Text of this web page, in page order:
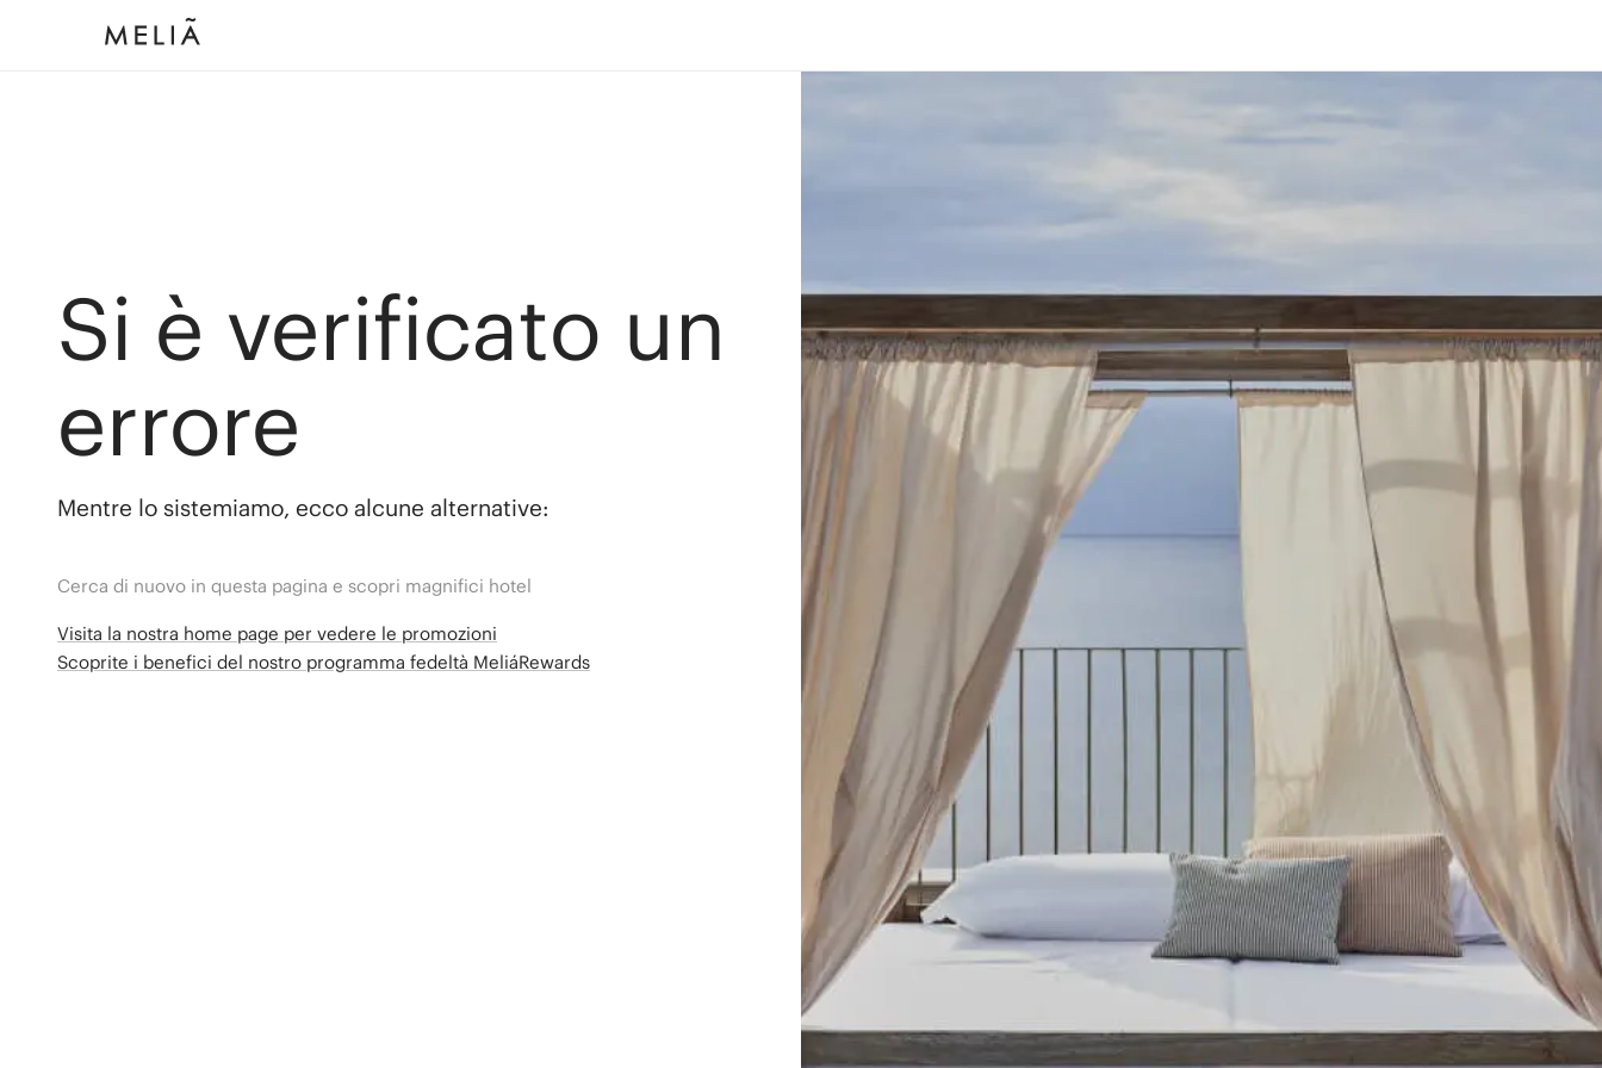
Si è verificato un
errore
Mentre lo sistemiamo, ecco alcune alternative:
Cerca di nuovo in questa pagina e scopri magnifici hotel
Visita la nostra home page per vedere le promozioni
Scoprite i benefici del nostro programma fedeltà MeliáRewards